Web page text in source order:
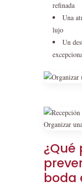
refinada
Una
lujo
Un
¿Qué
boda